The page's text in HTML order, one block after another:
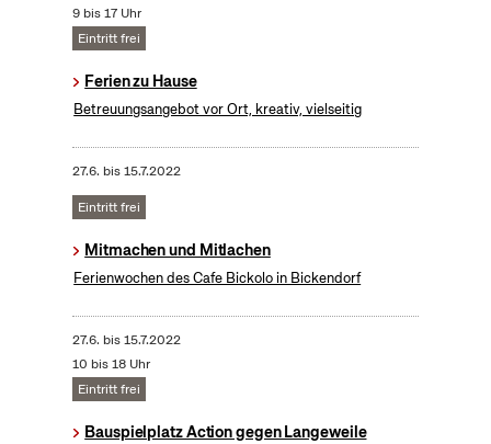
9 bis 17 Uhr
Eintritt frei
Ferien zu Hause
Betreuungsangebot vor Ort, kreativ, vielseitig
27.6. bis15.7.2022
Eintritt frei
Mitmachen und Mitlachen
Ferienwochen des Cafe Bickolo in Bickendorf
27.6. bis15.7.2022
10 bis 18 Uhr
Eintritt frei
Bauspielplatz Action gegen Langeweile